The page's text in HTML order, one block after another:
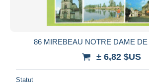
86 MIREBEAU NOTRE DAME
± 6,82 $US
Statut